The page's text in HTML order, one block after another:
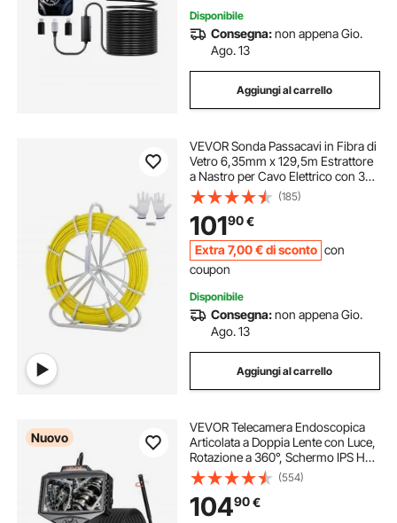
Disponibile
Consegna:non appena Gio.
Ago. 13
Aggiungi al carrello
VEVOR Sonda Passacavi in Fibra di
Vetro 6,35mm x 129,5m Estrattore
a Nastro per Cavo Elettrico con 3
Teste di Trazione e Supporto in
Metallo Strumento di Installazione
del Cavo Elettrico in Fiberglass
(185)
10190€
Extra 7,00 €di sconto con
coupon
Disponibile
Consegna:non appena Gio.
Ago. 13
Aggiungi al carrello
Nuovo
VEVOR Telecamera Endoscopica
Articolata a Doppia Lente con Luce,
Rotazione a 360°, Schermo IPS HD
da 5'', Funzione Schermo Diviso,
Zoom 8x, Cavo Impermeabile IP67
da 5 m, per Settore Auto e Idraulica
(554)
10490€